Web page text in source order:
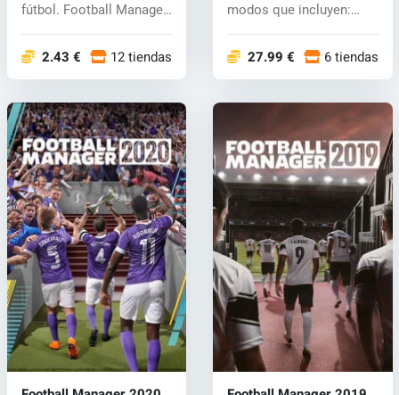
fútbol. Football Manager
2.43 € 12 tiendas
modos que incluyen:
27.99 € 6 tiendas